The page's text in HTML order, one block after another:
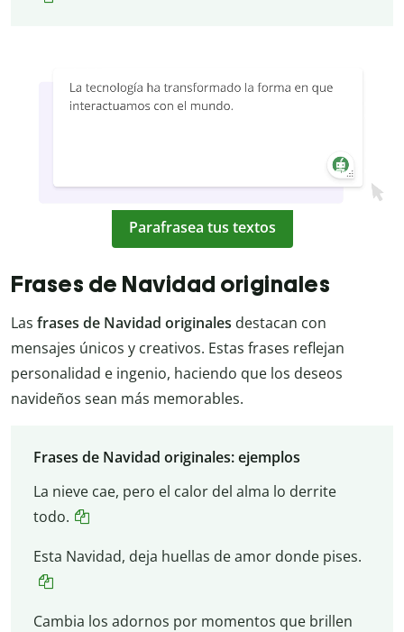
Parafrasea tus textos
Frases de Navidad originales
Las frases de Navidad originales destacan con
mensajes únicos y creativos. Estas frases reflejan
personalidad e ingenio, haciendo que los deseos
navideños sean más memorables.
Frases de Navidad originales: ejemplos
La nieve cae, pero el calor del alma lo derrite
todo.
Esta Navidad, deja huellas de amor donde pises.
Cambia los adornos por momentos que brillen